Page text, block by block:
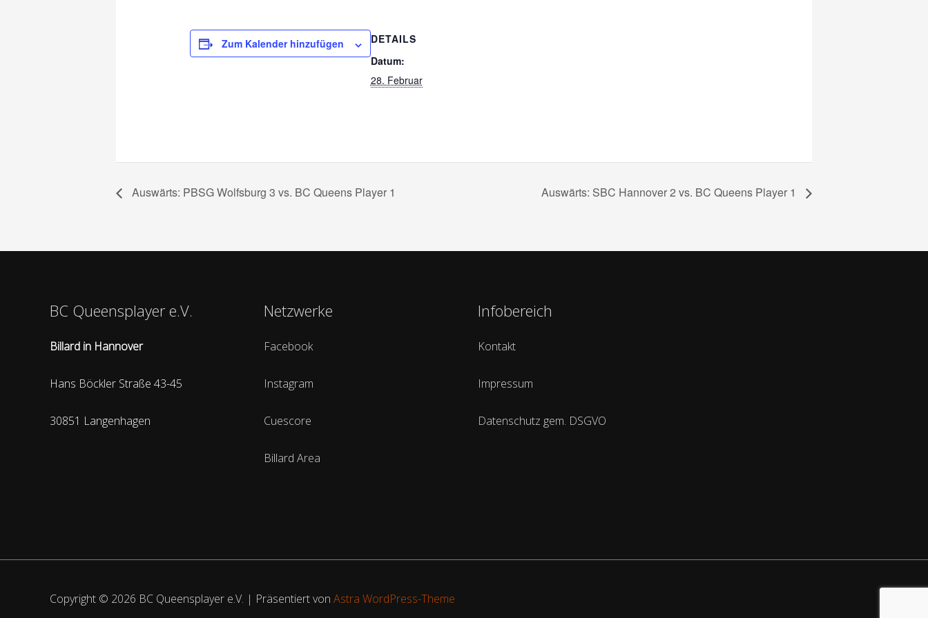
Zum Kalender hinzufügen
DETAILS
Datum:
28. Februar
Auswärts: PBSG Wolfsburg 3 vs. BC Queens Player 1 Auswärts: SBC Hannover 2 vs. BC Queens Player 1
BC Queensplayer e.V.
Billard in Hannover
Hans Böckler Straße 43-45
30851 Langenhagen
Netzwerke
Facebook
Instagram
Cuescore
Billard Area
Infobereich
Kontakt
Impressum
Datenschutz gem. DSGVO
Copyright © 2026 BC Queensplayer e.V. | Präsentiert von Astra WordPress-Theme